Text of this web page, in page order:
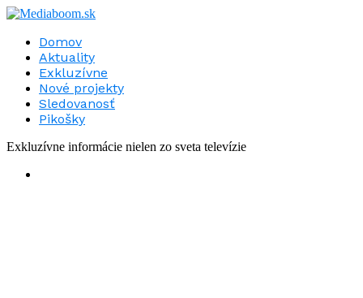
Domov
Aktuality
Exkluzívne
Nové projekty
Sledovanosť
Pikošky
Exkluzívne informácie nielen zo sveta televízie